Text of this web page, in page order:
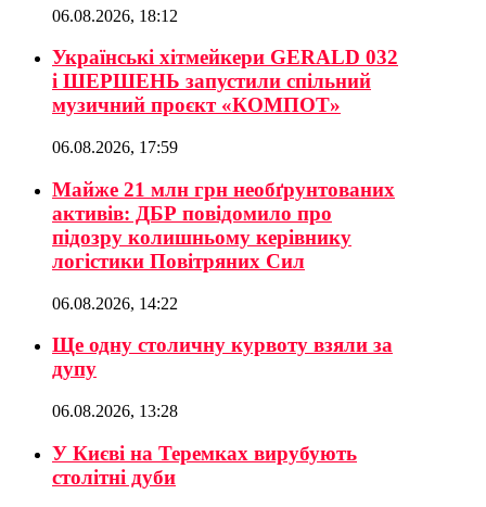
06.08.2026, 18:12
Українські хітмейкери GERALD 032
і ШЕРШЕНЬ запустили спільний
музичний проєкт «КОМПОТ»
06.08.2026, 17:59
Майже 21 млн грн необґрунтованих
активів: ДБР повідомило про
підозру колишньому керівнику
логістики Повітряних Сил
06.08.2026, 14:22
Ще одну столичну курвоту взяли за
дупу
06.08.2026, 13:28
У Києві на Теремках вирубують
столітні дуби